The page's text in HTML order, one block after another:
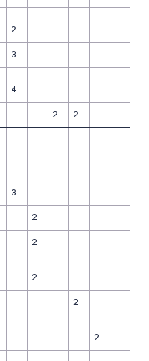
2
3
4
2 2
3
2
2
2
2
2